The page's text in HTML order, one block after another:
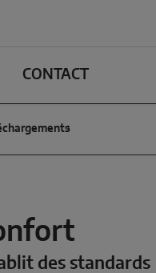
CONTACT
des standards